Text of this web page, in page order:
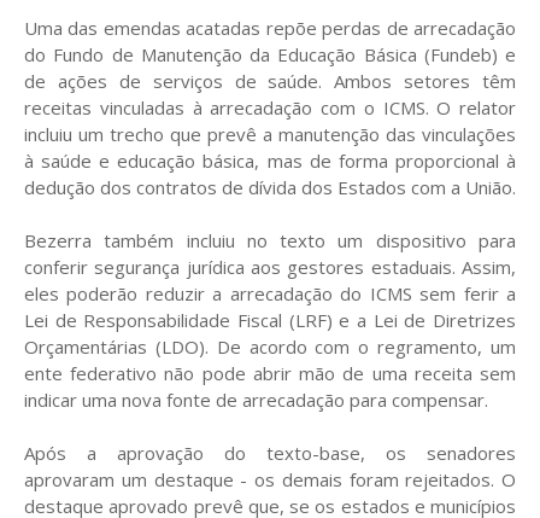
Uma das emendas acatadas repõe perdas de arrecadação
do Fundo de Manutenção da Educação Básica (Fundeb) e
de ações de serviços de saúde. Ambos setores têm
receitas vinculadas à arrecadação com o ICMS. O relator
incluiu um trecho que prevê a manutenção das vinculações
à saúde e educação básica, mas de forma proporcional à
dedução dos contratos de dívida dos Estados com a União.
Bezerra também incluiu no texto um dispositivo para
conferir segurança jurídica aos gestores estaduais. Assim,
eles poderão reduzir a arrecadação do ICMS sem ferir a
Lei de Responsabilidade Fiscal (LRF) e a Lei de Diretrizes
Orçamentárias (LDO). De acordo com o regramento, um
ente federativo não pode abrir mão de uma receita sem
indicar uma nova fonte de arrecadação para compensar.
Após a aprovação do texto-base, os senadores
aprovaram um destaque - os demais foram rejeitados. O
destaque aprovado prevê que, se os estados e municípios